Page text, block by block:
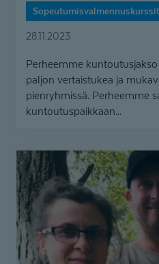
Sopeutumisvalmennuskurssit
28.11.2023
Perheemme
paljon vertaistukea ja
pienryhmissä. Perheemme
kuntoutuspaikkaan...
Down-
oireyhtymän
diagnoosi
voi
alkuun
olla
vanhemmille